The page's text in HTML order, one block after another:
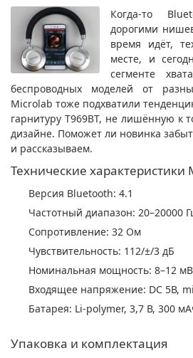
Когда-то
дорогими
время идёт,
месте, и
сегменте
беспроводных моделей от
Microlab тоже подхватили
гарнитуру T969BT, не лишённую к
дизайне. Поможет ли новинка
и рассказываем.
Технические характеристики
Версия Bluetooth: 4.1
Частотный диапазон: 20–20000
Сопротивление: 32 Ом
Чувствительность: 112/±/3 дБ
Номинальная мощность: 8–12
Входящее напряжение: DC 5В,
Батарея: Li-polymer, 3,7 В, 300
Упаковка и комплектация